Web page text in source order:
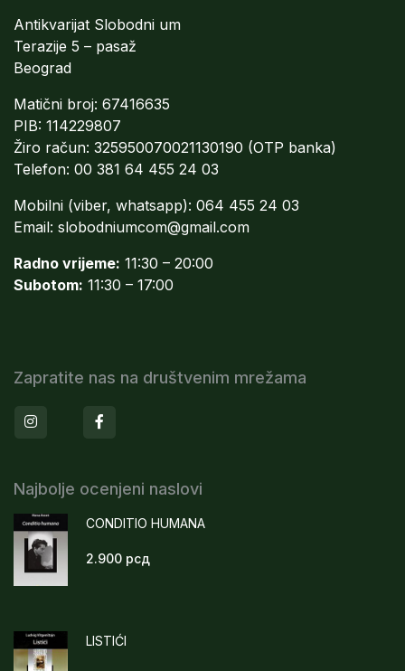
Antikvarijat Slobodni um
Terazije 5 – pasaž
Beograd
Matični broj: 67416635
PIB: 114229807
Žiro račun: 325950070021130190 (OTP banka)
Telefon: 00 381 64 455 24 03
Mobilni (viber, whatsapp): 064 455 24 03
Email: slobodniumcom@gmail.com
Radno vrijeme: 11:30 – 20:00
Subotom: 11:30 – 17:00
Zapratite nas na društvenim mrežama
Instagram
Najbolje ocenjeni naslovi
CONDITIO HUMANA
2.900 рсд
LISTIĆI